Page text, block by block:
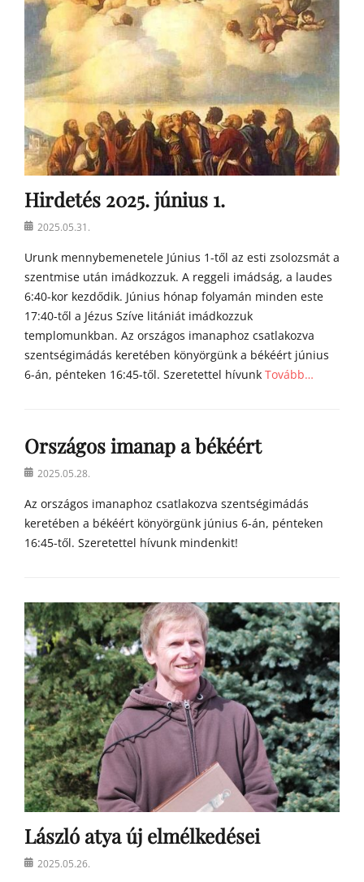
Hirdetés 2025. június 1.
Posted2025.05.31.
Urunk mennybemenetele Június 1-től az esti zsolozsmát a
szentmise után imádkozzuk. A reggeli imádság, a laudes
6:40-kor kezdődik. Június hónap folyamán minden este
17:40-től a Jézus Szíve litániát imádkozzuk
templomunkban. Az országos imanaphoz csatlakozva
szentségimádás keretében könyörgünk a békéért június
6-án, pénteken 16:45-től. Szeretettel hívunk Tovább…
í
e
Országos imanap a békéért
Posted2025.05.28.
Az országos imanaphoz csatlakozva szentségimádás
keretében a békéért könyörgünk június 6-án, pénteken
16:45-től. Szeretettel hívunk mindenkit!
í
r
e
k
László atya új elmélkedései
Posted2025.05.26.